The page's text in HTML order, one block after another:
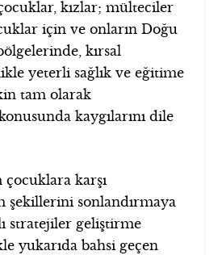
kızlar; mülteciler
için ve onların Doğu
kırsal
yeterli sağlık ve eğitime
tam olarak
kaygılarını dile
çocuklara karşı
şekillerini sonlandırmaya
stratejiler geliştirme
yukarıda bahsi geçen